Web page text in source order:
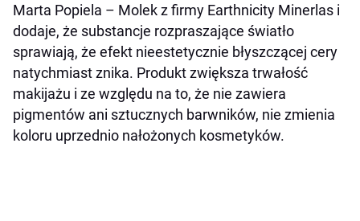
Marta Popiela – Molek z firmy Earthnicity Minerlas i
dodaje, że substancje rozpraszające światło
sprawiają, że efekt nieestetycznie błyszczącej cery
natychmiast znika. Produkt zwiększa trwałość
makijażu i ze względu na to, że nie zawiera
pigmentów ani sztucznych barwników, nie zmienia
koloru uprzednio nałożonych kosmetyków.